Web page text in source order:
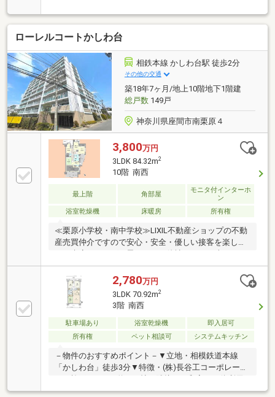
室新規交換・キッチン新規交換・洗面化粧台新規交
換・トイレ新規交換・建具交換・床張り・全面クロス
張替え・間取り変更（和室→洋室へ）・給湯器新規交
換ほか
ローレルコートかしわ台
相鉄本線 かしわ台駅 徒歩2分
その他の交通
築18年7ヶ月/地上10階地下1階建
総戸数149戸
神奈川県座間市南栗原４
3,800万円
3LDK 84.32m2
10階 南西
最上階 角部屋
モニタ付インターホ
ン
浴室乾燥機
床暖房 所有権
≪栗原小学校・南中学校≫LIXIL不動産ショップの不動
産売買仲介ですので安心・安全・優しい接客を楽しみ
堪能下さい。～～～～～～～～～～～～～～～～～～
～～～インターネット、チラシなどに掲載できない物
件や未公開物件・自社物件も多数ございます。物件情
報等はコチラまでTEL：046-244-3815～～～～～～～
～～～～～～～～～～～～～～
2,780万円
3LDK 70.92m2
3階 南西
駐車場あり 浴室乾燥機
即入居可
所有権
ペット相談可 システムキッチン
－物件のおすすめポイント－▼立地・相模鉄道本線
「かしわ台」徒歩3分▼特徴・(株)長谷工コーポレーシ
も可能・家族を見守れる対面式キッチン、配膳がスム